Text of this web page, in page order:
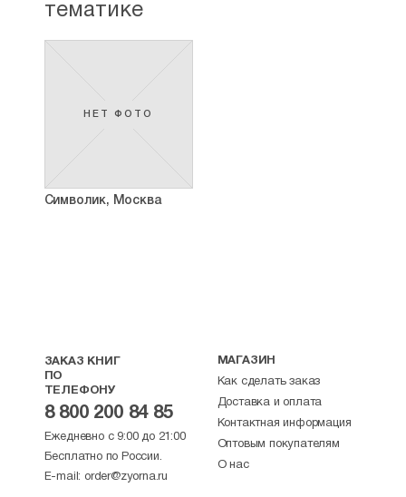
тематике
НЕТ ФОТО
Символик, Москва
ЗАКАЗ КНИГ
ПО
ТЕЛЕФОНУ
8 800 200 84 85
Ежедневно с 9:00 до 21:00
Бесплатно по России.
E-mail: order@zyorna.ru
МАГАЗИН
Как сделать заказ
Доставка и оплата
Контактная информация
Оптовым покупателям
О нас